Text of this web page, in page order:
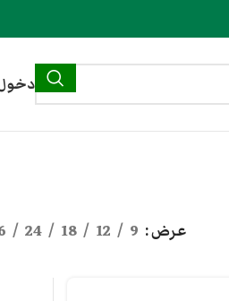
عرض 9
12
18
24